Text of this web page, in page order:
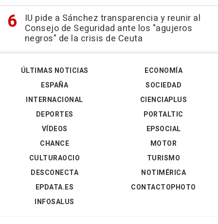
IU pide a Sánchez transparencia y reunir al
Consejo de Seguridad ante los "agujeros
negros" de la crisis de Ceuta
ÚLTIMAS NOTICIAS
ESPAÑA
INTERNACIONAL
DEPORTES
VÍDEOS
ECONOMÍA
SOCIEDAD
CIENCIAPLUS
PORTALTIC
EPSOCIAL
CHANCE
CULTURAOCIO
DESCONECTA
EPDATA.ES
INFOSALUS
MOTOR
TURISMO
NOTIMÉRICA
CONTACTOPHOTO